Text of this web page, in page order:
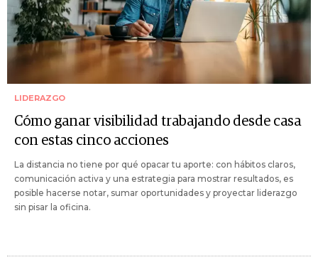
LIDERAZGO
Cómo ganar visibilidad trabajando desde casa
con estas cinco acciones
La distancia no tiene por qué opacar tu aporte: con hábitos claros,
comunicación activa y una estrategia para mostrar resultados, es
posible hacerse notar, sumar oportunidades y proyectar liderazgo
sin pisar la oficina.